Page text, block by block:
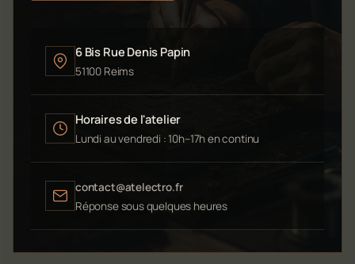
6 Bis Rue Denis Papin
51100 Reims
Horaires de l'atelier
Lundi au vendredi : 10h–17h en continu
contact@atelectro.fr
Réponse sous quelques heures